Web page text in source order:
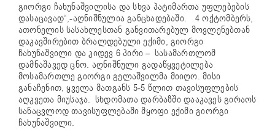
გიორგი ჩახუნაშვილისა და სხვა პატიმართა უფლებების
დასაცავად“,-აღნიშნულია განცხადებაში.
4 ოქტომბერს,
ათონელის სასახლესთან განვითარებულ მოვლენებთან
დაკავშირებით ბრალდებული ექიმი, გიორგი
ჩახუნაშვილი და კიდევ 6 პირი – სასამართლომ
დამნაშავედ ცნო. აღნიშნული გადაწყვეტილება
მოსამართლე გიორგი გელაშვილმა მიიღო. მისი
განაჩენით, ყველა მათგანს 5-5 წლით თავისუფლების
აღკვეთა მიუსაჯა. სხდომათა დარბაზში დააკავეს გირაოს
სანაცვლოდ თავისუფლებაში მყოფი ექიმი გიორგი
ჩახუნაშვილი.